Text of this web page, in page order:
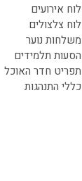
לוח אירועים
לוח צלצולים
משלחות נוער
הסעות תלמידים
תפריט חדר האוכל
כללי התנהגות